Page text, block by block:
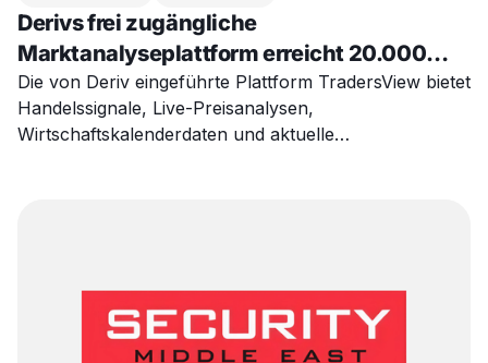
Derivs frei zugängliche
Marktanalyseplattform erreicht 20.000
aktive Nutzer in einer Woche
Die von Deriv eingeführte Plattform TradersView bietet
Handelssignale, Live-Preisanalysen,
Wirtschaftskalenderdaten und aktuelle